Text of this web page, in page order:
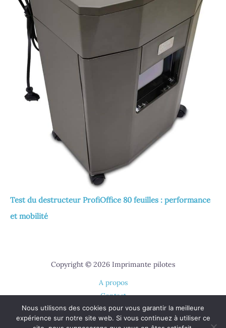
Test du destructeur ProfiOffice 80 feuilles : performance
et mobilité
Copyright © 2026 Imprimante pilotes
A propos
Contact
Plan du site
Mentions légales
Nous utilisons des cookies pour vous garantir la meilleure
expérience sur notre site web. Si vous continuez à utiliser ce